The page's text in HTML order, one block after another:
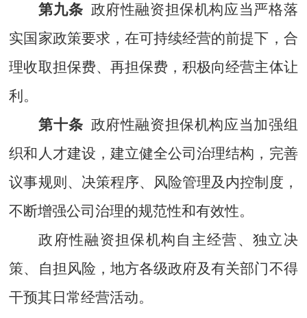
第九条 政府性融资担保机构应当严格落
实国家政策要求，在可持续经营的前提下，合
理收取担保费、再担保费，积极向经营主体让
利。
第十条 政府性融资担保机构应当加强组
织和人才建设，建立健全公司治理结构，完善
议事规则、决策程序、风险管理及内控制度，
不断增强公司治理的规范性和有效性。
政府性融资担保机构自主经营、独立决
策、自担风险，地方各级政府及有关部门不得
干预其日常经营活动。